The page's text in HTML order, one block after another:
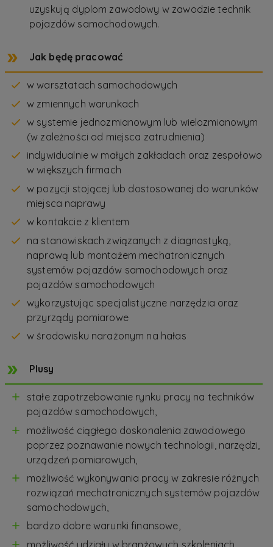
uzyskują dyplom zawodowy w zawodzie technik
pojazdów samochodowych.
Jak będę pracować
w warsztatach samochodowych
w zmiennych warunkach
w systemie jednozmianowym lub wielozmianowym
(w zależności od miejsca zatrudnienia)
indywidualnie w małych zakładach oraz zespołowo
w większych firmach
w pozycji stojącej lub dostosowanej do warunków
miejsca naprawy
w kontakcie z klientem
na stanowiskach związanych z diagnostyką,
naprawą lub montażem mechatronicznych
systemów pojazdów samochodowych oraz
pojazdów samochodowych
wykorzystując specjalistyczne narzędzia oraz
przyrządy pomiarowe
w środowisku narażonym na hałas
Plusy
stałe zapotrzebowanie rynku pracy na techników
pojazdów samochodowych,
możliwość ciągłego doskonalenia zawodowego
poprzez poznawanie nowych technologii, narzędzi,
urządzeń pomiarowych,
możliwość wykonywania pracy w zakresie różnych
rozwiązań mechatronicznych systemów pojazdów
samochodowych,
bardzo dobre warunki finansowe,
możliwość udziału w branżowych szkoleniach